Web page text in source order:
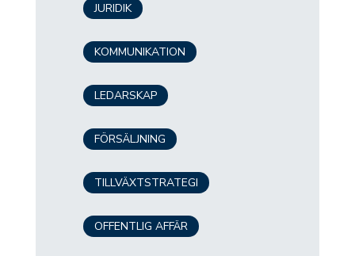
JURIDIK
KOMMUNIKATION
LEDARSKAP
FÖRSÄLJNING
TILLVÄXTSTRATEGI
OFFENTLIG AFFÄR